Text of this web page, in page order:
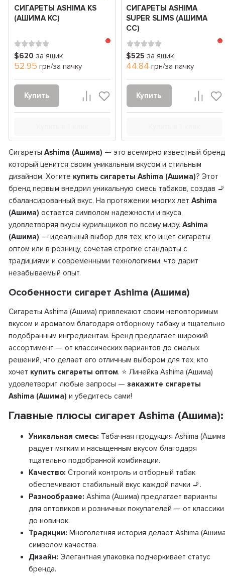
СИГАРЕТЫ ASHIMA KS
(АШИМА КС)
$620 за ящик
52.95 грн/за пачку
Купить
СИГАРЕТЫ ASHIMA
SUPER SLIMS (АШИМА
СС)
$525 за ящик
44.84 грн/за пачку
Купить
Сигареты Ashima (Ашима) — это всемирно известный
который ценится своим уникальным вкусом и стильным
дизайном. Хотите купить сигареты Ashima (Ашима)? Этот
бренд первым внедрил уникальную смесь табаков, создав 🚬
сбалансированный вкус. На протяжении многих лет Ashima
(Ашима) остается символом надежности и вкуса,
удовлетворяя вкусы курильщиков по всему миру. Ashima
(Ашима) — идеальный выбор для тех, кто ищет сигареты
оптом или в розницу, сочетая строгие стандарты с
традициями и современными технологиями, что дарит
незабываемый опыт.
Особенности сигарет Ashima (Ашима)
Сигареты Ashima (Ашима) привлекают своим неповторимым
вкусом и ароматом благодаря отборному табаку и тщательно
подобранным ингредиентам. Бренд предлагает широкий
ассортимент — от классических вариантов до смелых
решений, что делает его отличным выбором для тех, кто
хочет купить сигареты оптом. ⭐ Линейка Ashima (Ашима)
удовлетворит любые запросы — закажите сигареты
Ashima (Ашима) и убедитесь сами!
Главные плюсы сигарет Ashima (Ашима):
Уникальная смесь: Табачная продукция Ashima
радует мягким и насыщенным вкусом благодаря
тщательно подобранной комбинации.
Качество: Строгий контроль и отборный табак
обеспечивают стабильный вкус каждой пачки 🚬.
Разнообразие: Ashima (Ашима) предлагает варианты
для оптовиков и розничных покупателей — от классики
до новинок.
Традиции: Многолетняя история делает Ashima
символом качества.
Дизайн: Элегантная упаковка подчеркивает статус
бренда.